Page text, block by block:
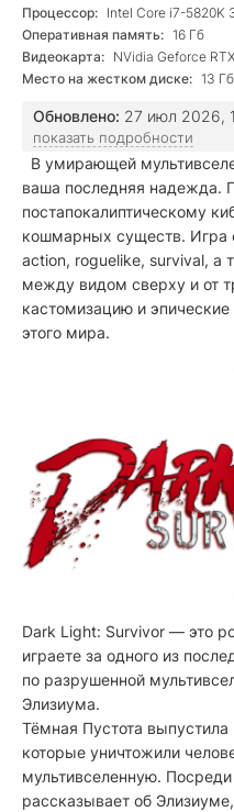
Процессор: Intel Core i7-5820K
Оперативная память: 16 Гб
Видеокарта: NVidia Geforce
Место на жестком диске: 13 Гб
Обновлено: 27 июл 2026,
показать подробности
В умирающей
ваша последняя надежда.
постапокалиптическому
кошмарных существ. Игра
action, roguelike, survival, а
между видом сверху и от
кастомизацию и
этого мира.
Dark Light: Survivor — это
играете за одного из
по разрушенной
Элизиума.
Тёмная Пустота
которые уничтожили
мультивселенную. Посреди
рассказывает об